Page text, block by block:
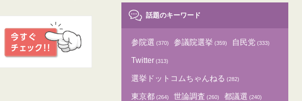
話題のキーワード
参院選 (370) 参議院選挙 (359) 自民党 (333)
Twitter (313)
選挙ドットコムちゃんねる (282)
東京都 (264) 世論調査 (260) 都議選 (240)